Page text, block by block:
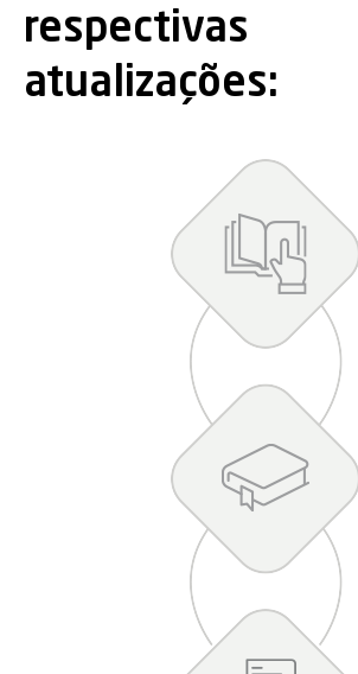
respectivas
atualizações: